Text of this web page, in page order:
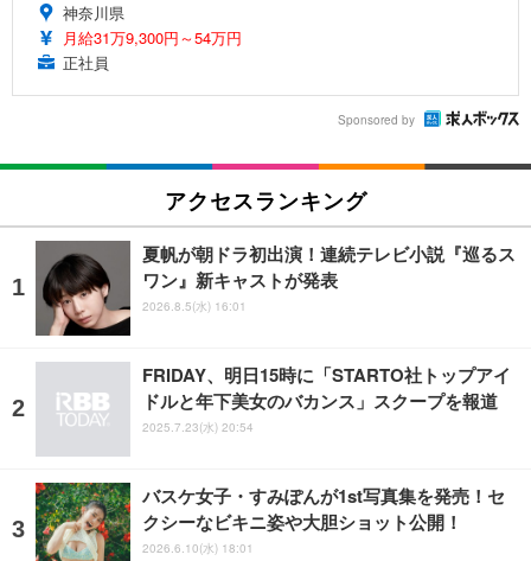
神奈川県
月給31万9,300円～54万円
正社員
Sponsored by
アクセスランキング
夏帆が朝ドラ初出演！連続テレビ小説『巡るス
ワン』新キャストが発表
2026.8.5(水) 16:01
FRIDAY、明日15時に「STARTO社トップアイ
ドルと年下美女のバカンス」スクープを報道
2025.7.23(水) 20:54
バスケ女子・すみぽんが1st写真集を発売！セ
クシーなビキニ姿や大胆ショット公開！
2026.6.10(水) 18:01